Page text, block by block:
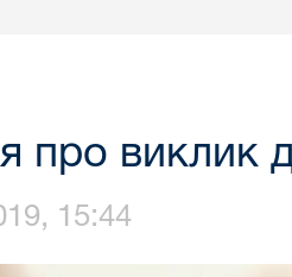
про виклик
15:44